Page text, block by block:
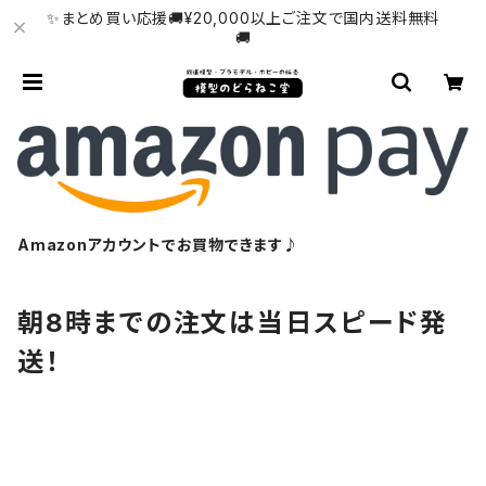
✨まとめ買い応援🚚¥20,000以上ご注文で国内送料無料
🚚
Amazonアカウントでお買物できます♪
朝8時までの注文は当日スピード発
送！